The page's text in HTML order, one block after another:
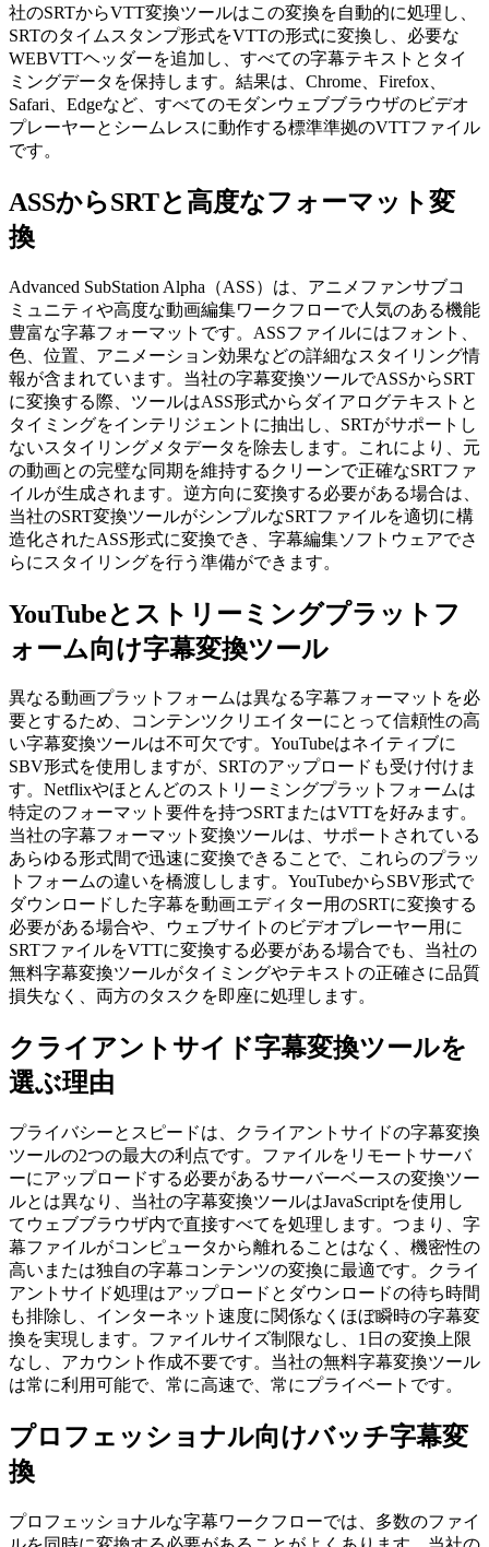
社のSRTからVTT変換ツールはこの変換を自動的に処理し、
SRTのタイムスタンプ形式をVTTの形式に変換し、必要な
WEBVTTヘッダーを追加し、すべての字幕テキストとタイ
ミングデータを保持します。結果は、Chrome、Firefox、
Safari、Edgeなど、すべてのモダンウェブブラウザのビデオ
プレーヤーとシームレスに動作する標準準拠のVTTファイル
です。
ASSからSRTと高度なフォーマット変
換
Advanced SubStation Alpha（ASS）は、アニメファンサブコ
ミュニティや高度な動画編集ワークフローで人気のある機能
豊富な字幕フォーマットです。ASSファイルにはフォント、
色、位置、アニメーション効果などの詳細なスタイリング情
報が含まれています。当社の字幕変換ツールでASSからSRT
に変換する際、ツールはASS形式からダイアログテキストと
タイミングをインテリジェントに抽出し、SRTがサポートし
ないスタイリングメタデータを除去します。これにより、元
の動画との完璧な同期を維持するクリーンで正確なSRTファ
イルが生成されます。逆方向に変換する必要がある場合は、
当社のSRT変換ツールがシンプルなSRTファイルを適切に構
造化されたASS形式に変換でき、字幕編集ソフトウェアでさ
らにスタイリングを行う準備ができます。
YouTubeとストリーミングプラットフ
ォーム向け字幕変換ツール
異なる動画プラットフォームは異なる字幕フォーマットを必
要とするため、コンテンツクリエイターにとって信頼性の高
い字幕変換ツールは不可欠です。YouTubeはネイティブに
SBV形式を使用しますが、SRTのアップロードも受け付けま
す。Netflixやほとんどのストリーミングプラットフォームは
特定のフォーマット要件を持つSRTまたはVTTを好みます。
当社の字幕フォーマット変換ツールは、サポートされている
あらゆる形式間で迅速に変換できることで、これらのプラッ
トフォームの違いを橋渡しします。YouTubeからSBV形式で
ダウンロードした字幕を動画エディター用のSRTに変換する
必要がある場合や、ウェブサイトのビデオプレーヤー用に
SRTファイルをVTTに変換する必要がある場合でも、当社の
無料字幕変換ツールがタイミングやテキストの正確さに品質
損失なく、両方のタスクを即座に処理します。
クライアントサイド字幕変換ツールを
選ぶ理由
プライバシーとスピードは、クライアントサイドの字幕変換
ツールの2つの最大の利点です。ファイルをリモートサーバ
ーにアップロードする必要があるサーバーベースの変換ツー
ルとは異なり、当社の字幕変換ツールはJavaScriptを使用し
てウェブブラウザ内で直接すべてを処理します。つまり、字
幕ファイルがコンピュータから離れることはなく、機密性の
高いまたは独自の字幕コンテンツの変換に最適です。クライ
アントサイド処理はアップロードとダウンロードの待ち時間
も排除し、インターネット速度に関係なくほぼ瞬時の字幕変
換を実現します。ファイルサイズ制限なし、1日の変換上限
なし、アカウント作成不要です。当社の無料字幕変換ツール
は常に利用可能で、常に高速で、常にプライベートです。
プロフェッショナル向けバッチ字幕変
換
プロフェッショナルな字幕ワークフローでは、多数のファイ